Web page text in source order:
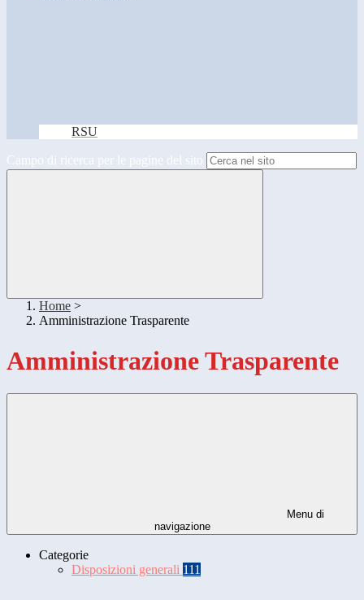
RSU
Campo di ricerca per le pagine del sito
Home >
Amministrazione Trasparente
Amministrazione Trasparente
Menu di
navigazione
Categorie
Disposizioni generali 111